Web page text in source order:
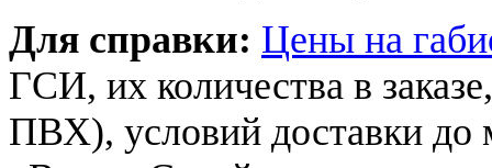
Для справки: Цены на
ГСИ, их количества в
ПВХ), условий доставки до